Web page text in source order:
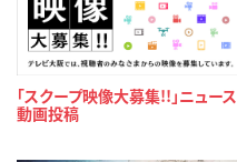
「スクープ映像大募集!!」ニュース
動画投稿